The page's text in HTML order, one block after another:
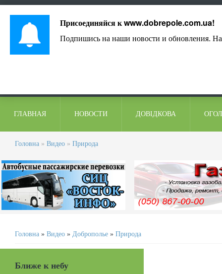
ГЛАВНАЯ НОВОСТИ ДОВІДКОВА
Головна » Видео » Природа
Головна » Видео » Доброполье » Природа
Ближе к небу
Присоединяйся кwww.dobrepole.com.ua!
Подпишись на наши новости и обновления.